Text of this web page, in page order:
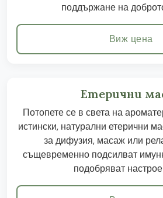
поддържане на
Виж цена
Етерични
Потопете се в света на
истински, натурални етерични
за дифузия, масаж или
същевременно подсилват
подобряват